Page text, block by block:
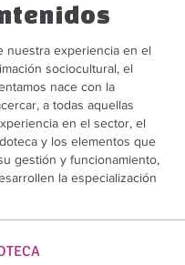
nuestra experiencia en el
sociocultural, el
nace con la
a todas aquellas
en el sector, el
y los elementos que
gestión y funcionamiento,
la especialización